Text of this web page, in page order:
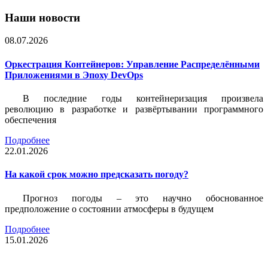
Наши новости
08.07.2026
Оркестрация Контейнеров: Управление Распределёнными
Приложениями в Эпоху DevOps
В последние годы контейнеризация произвела
революцию в разработке и развёртывании программного
обеспечения
Подробнее
22.01.2026
На какой срок можно предсказать погоду?
Прогноз погоды – это научно обоснованное
предположение о состоянии атмосферы в будущем
Подробнее
15.01.2026